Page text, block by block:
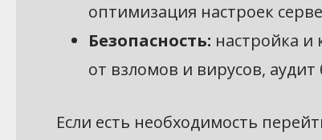
оптимизация настроек
Безопасность: настройка
от взломов и вирусов, аудит
Если есть необходимость